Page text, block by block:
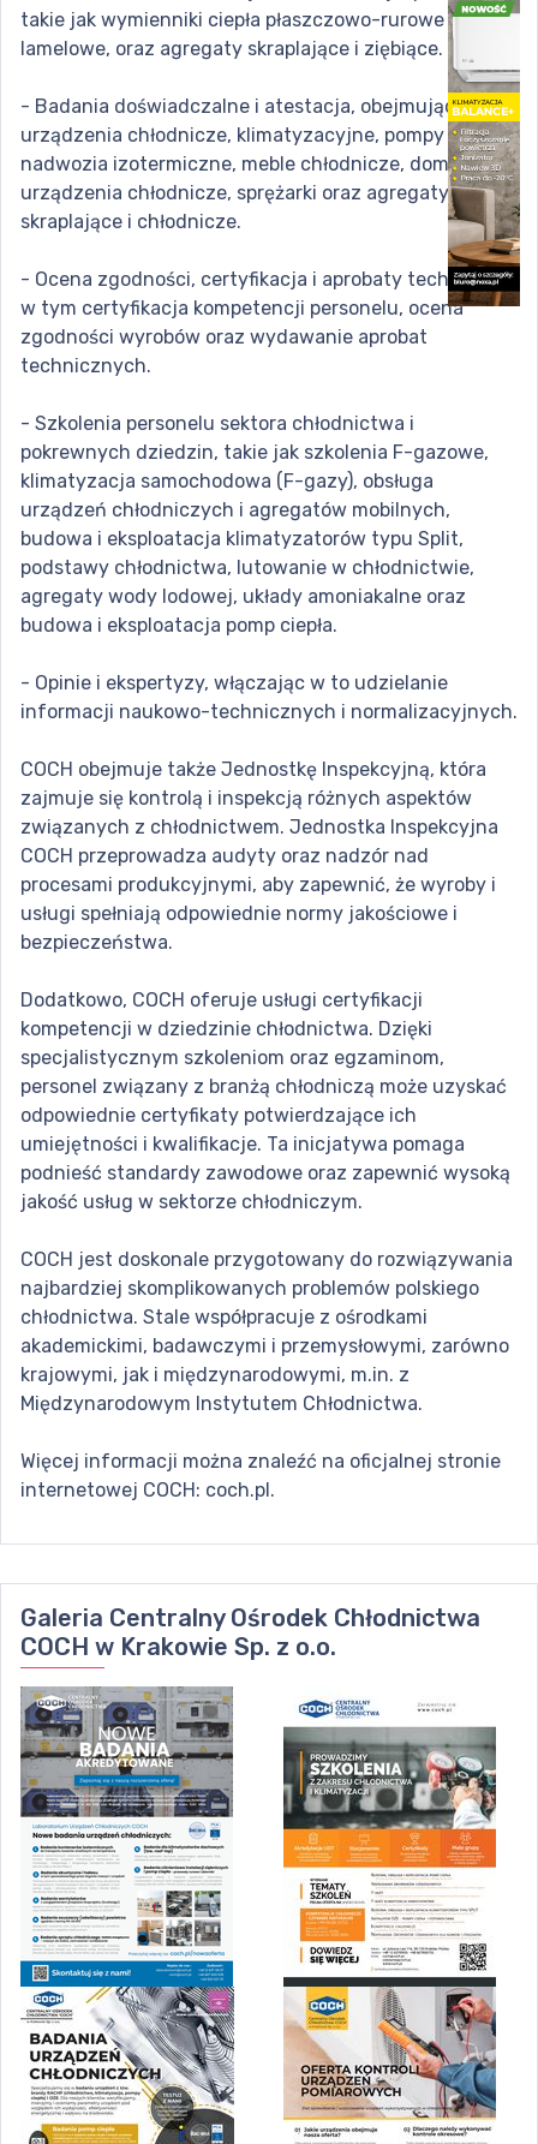
takie jak wymienniki ciepła płaszczowo-rurowe i
lamelowe, oraz agregaty skraplające i ziębiące.
- Badania doświadczalne i atestacja, obejmujące
urządzenia chłodnicze, klimatyzacyjne, pompy ciepła,
nadwozia izotermiczne, meble chłodnicze, domowe
urządzenia chłodnicze, sprężarki oraz agregaty
skraplające i chłodnicze.
- Ocena zgodności, certyfikacja i aprobaty techniczne,
w tym certyfikacja kompetencji personelu, ocena
zgodności wyrobów oraz wydawanie aprobat
technicznych.
- Szkolenia personelu sektora chłodnictwa i
pokrewnych dziedzin, takie jak szkolenia F-gazowe,
klimatyzacja samochodowa (F-gazy), obsługa
urządzeń chłodniczych i agregatów mobilnych,
budowa i eksploatacja klimatyzatorów typu Split,
podstawy chłodnictwa, lutowanie w chłodnictwie,
agregaty wody lodowej, układy amoniakalne oraz
budowa i eksploatacja pomp ciepła.
- Opinie i ekspertyzy, włączając w to udzielanie
informacji naukowo-technicznych i normalizacyjnych.
COCH obejmuje także Jednostkę Inspekcyjną, która
zajmuje się kontrolą i inspekcją różnych aspektów
związanych z chłodnictwem. Jednostka Inspekcyjna
COCH przeprowadza audyty oraz nadzór nad
procesami produkcyjnymi, aby zapewnić, że wyroby i
usługi spełniają odpowiednie normy jakościowe i
bezpieczeństwa.
Dodatkowo, COCH oferuje usługi certyfikacji
kompetencji w dziedzinie chłodnictwa. Dzięki
specjalistycznym szkoleniom oraz egzaminom,
personel związany z branżą chłodniczą może uzyskać
odpowiednie certyfikaty potwierdzające ich
umiejętności i kwalifikacje. Ta inicjatywa pomaga
podnieść standardy zawodowe oraz zapewnić wysoką
jakość usług w sektorze chłodniczym.
COCH jest doskonale przygotowany do rozwiązywania
najbardziej skomplikowanych problemów polskiego
chłodnictwa. Stale współpracuje z ośrodkami
akademickimi, badawczymi i przemysłowymi, zarówno
krajowymi, jak i międzynarodowymi, m.in. z
Międzynarodowym Instytutem Chłodnictwa.
Więcej informacji można znaleźć na oficjalnej stronie
internetowej COCH: coch.pl.
Galeria Centralny Ośrodek Chłodnictwa
COCH w Krakowie Sp. z o.o.